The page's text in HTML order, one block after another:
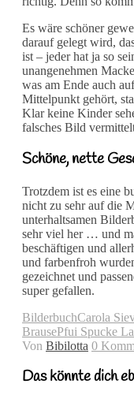
Es wäre schöner
darauf gelegt wird,
ist – jeder hat ja so
unangenehmen
was am Ende auch
Mittelpunkt gehört,
Klar keine Kinder
falsches Bild
Schöne, nette
Trotzdem ist es eine
nicht zu sehr auf die
unterhaltsamen
sehr viel her … und
beschäftigen und
und farbenfroh
gezeichnet und
super gefallen.
BilderbuchCarola
BrausePfui Spucke
Von Bibilotta 0
Das könnte dich